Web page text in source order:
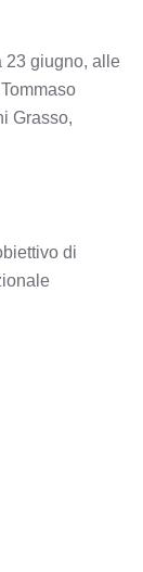
23 giugno, alle
Grasso,
di